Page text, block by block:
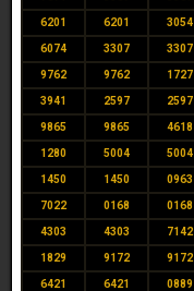
6201 6201 3054
6074 3307 3307
9762 9762 1727
3941 2597 2597
9865 9865 4618
1280 5004 5004
1450 1450 0963
7022 0168 0168
4303 4303 7142
1829 9172 9172
6421 6421 0889